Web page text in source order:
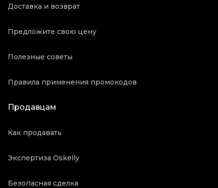
Доставка и возврат
Предложите свою цену
Полезные советы
Правила применения промокодов
Продавцам
Как продавать
Экспертиза Oskelly
Безопасная сделка